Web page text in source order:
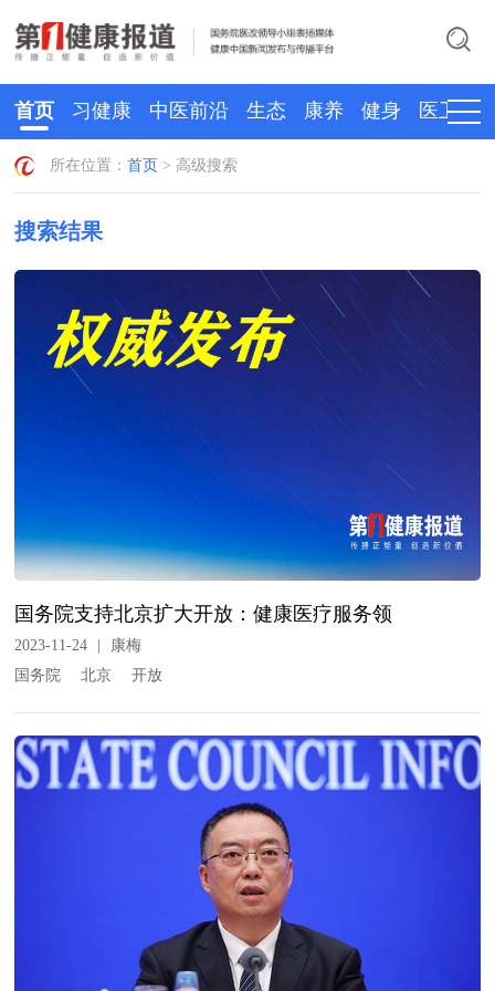
首页 习健康 中医前沿 生态 康养 健身 医卫
所在位置：首页 > 高级搜索
搜索结果
国务院支持北京扩大开放：健康医疗服务领
2023-11-24 |
康梅
国务院
北京 开放